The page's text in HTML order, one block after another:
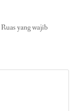
Ruas yang wajib